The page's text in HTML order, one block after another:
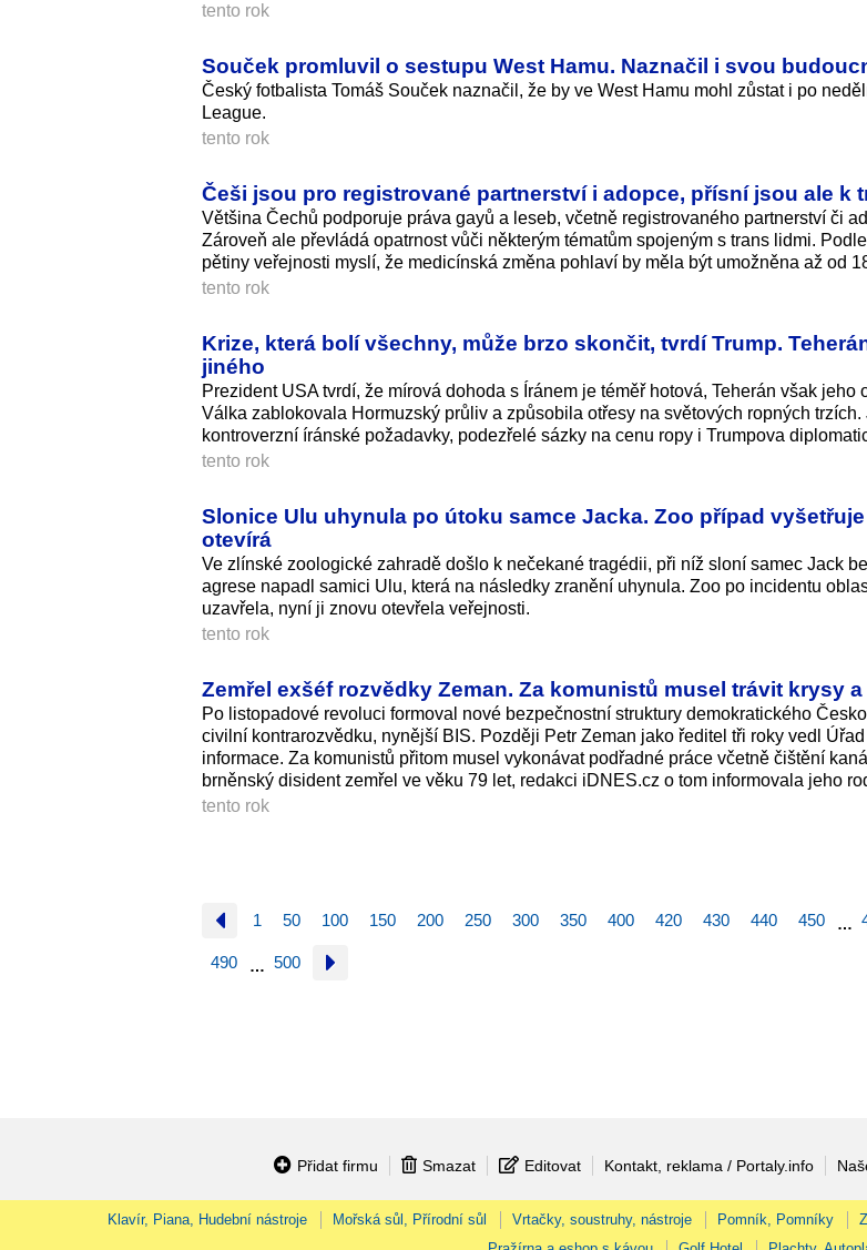
tento rok
Souček promluvil o sestupu West Hamu. Naznačil i svou
Český fotbalista Tomáš Souček naznačil, že by ve West Hamu mohl zůstat i po
League.
tento rok
Češi jsou pro registrované partnerství i adopce, přísní jsou ale k
Většina Čechů podporuje práva gayů a leseb, včetně registrovaného partnerství či
Zároveň ale převládá opatrnost vůči některým tématům spojeným s trans lidmi.
pětiny veřejnosti myslí, že medicínská změna pohlaví by měla být umožněna až od
tento rok
Krize, která bolí všechny, může brzo skončit, tvrdí Trump.
jiného
Prezident USA tvrdí, že mírová dohoda s Íránem je téměř hotová, Teherán však jeho
Válka zablokovala Hormuzský průliv a způsobila otřesy na světových ropných
kontroverzní íránské požadavky, podezřelé sázky na cenu ropy i Trumpova
tento rok
Slonice Ulu uhynula po útoku samce Jacka. Zoo případ
otevírá
Ve zlínské zoologické zahradě došlo k nečekané tragédii, při níž sloní samec Jack
agrese napadl samici Ulu, která na následky zranění uhynula. Zoo po incidentu
uzavřela, nyní ji znovu otevřela veřejnosti.
tento rok
Zemřel exšéf rozvědky Zeman. Za komunistů musel trávit krysy
Po listopadové revoluci formoval nové bezpečnostní struktury demokratického
civilní kontrarozvědku, nynější BIS. Později Petr Zeman jako ředitel tři roky vedl
informace. Za komunistů přitom musel vykonávat podřadné práce včetně čištění
brněnský disident zemřel ve věku 79 let, redakci iDNES.cz o tom informovala jeho
tento rok
1 50 100 150 200 250 300 350 400 420 430 440 450 …
490 … 500
Přidat firmu Smazat Editovat Kontakt, reklama / Portaly.info
Klavír, Piana, Hudební nástroje Mořská sůl, Přírodní sůl Vrtačky, soustruhy, nástroje Pomník, Pomníky